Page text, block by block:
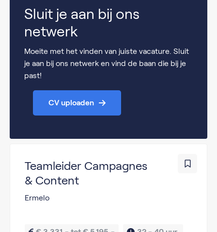
Sluit je aan bij ons
netwerk
Moeite met het vinden van juiste vacature. Sluit
je aan bij ons netwerk en vind de baan die bij je
past!
CV uploaden
Teamleider Campagnes
& Content
Ermelo